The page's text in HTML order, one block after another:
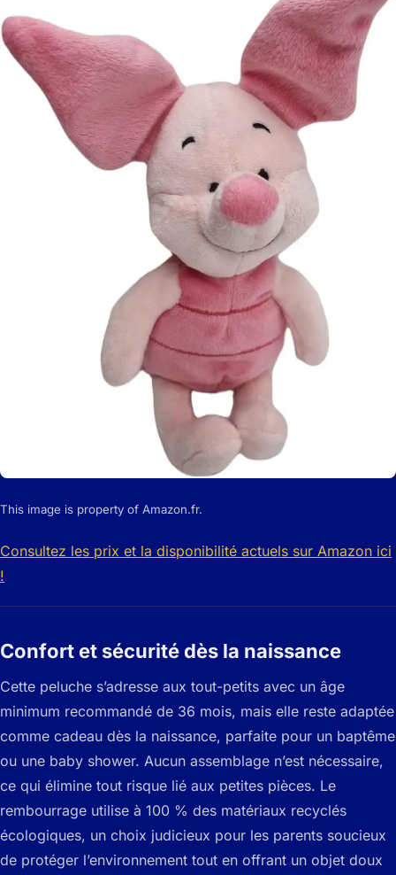
This image is property of Amazon.fr.
Consultez les prix et la disponibilité actuels sur Amazon ici
!
Confort et sécurité dès la naissance
Cette peluche s’adresse aux tout-petits avec un âge
minimum recommandé de 36 mois, mais elle reste adaptée
comme cadeau dès la naissance, parfaite pour un baptême
ou une baby shower. Aucun assemblage n’est nécessaire,
ce qui élimine tout risque lié aux petites pièces. Le
rembourrage utilise à 100 % des matériaux recyclés
écologiques, un choix judicieux pour les parents soucieux
de protéger l’environnement tout en offrant un objet doux